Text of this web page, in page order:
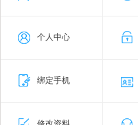
个人中心
绑定手机